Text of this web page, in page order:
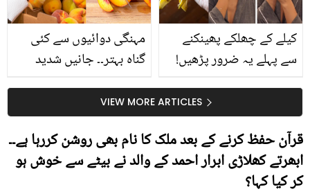
مہنگی دوائیوں سے کئی
گناہ بہتر۔۔ جانیں شدید
کیوں کھانا چاہیے؟
کیلے کے چھلکے پھینکنے
سے پہلے یہ ضرور پڑھیں!
سستا اور قدرتی حلVIEW MORE ARTICLES
قرآن حفظ کرنے کے بعد ملک کا نام بھی روشن کررہا ہے۔۔
ابھرتے کھلاڑی ابرار احمد کے والد نے بیٹے سے خوش ہو
کر کیا کہا؟